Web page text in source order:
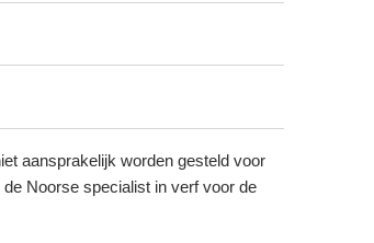
aansprakelijk worden gesteld voor
de Noorse specialist in verf voor de